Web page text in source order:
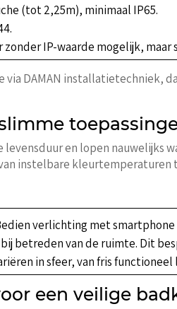
(tot 2,25m), minimaal IP65.
zonder IP-waarde mogelijk,
DAMAN installatietechniek,
en lopen nauwelijks
instelbare
verlichting met
betreden van de ruimte. Dit
in sfeer, van fris
een veilige